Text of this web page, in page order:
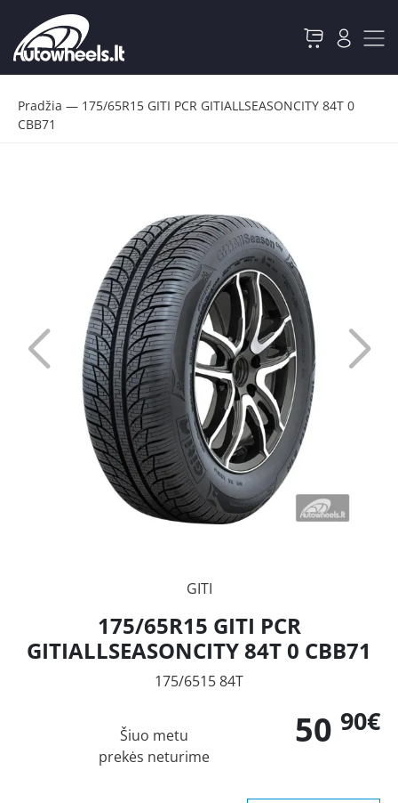
Pradžia — 175/65R15 GITI PCR GITIALLSEASONCITY 84T 0
CBB71
GITI
175/65R15 GITI PCR
GITIALLSEASONCITY 84T 0 CBB71
175/6515 84T
50 90€
Šiuo metu
prekės neturime